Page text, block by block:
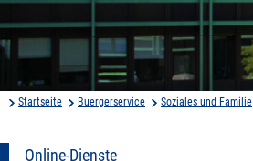
Startseite Buergerservice Soziales und Familie
Online-Dienste